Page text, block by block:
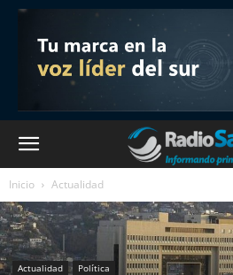
Inicio Actualidad
Actualidad Política